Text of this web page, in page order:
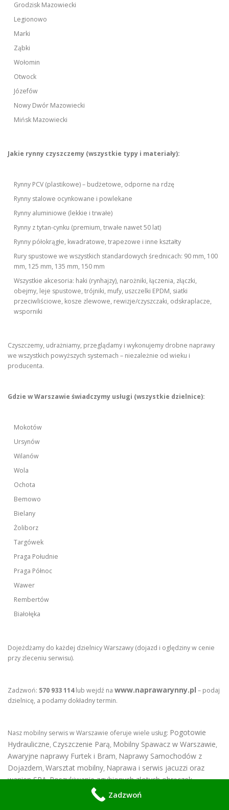
Grodzisk Mazowiecki
Legionowo
Marki
Ząbki
Wołomin
Otwock
Józefów
Nowy Dwór Mazowiecki
Mińsk Mazowiecki
Jakie rynny czyszczemy (wszystkie typy i materiały):
Rynny PCV (plastikowe) – budżetowe, odporne na rdzę
Rynny stalowe ocynkowane i powlekane
Rynny aluminiowe (lekkie i trwałe)
Rynny z tytan-cynku (premium, trwałe nawet 50 lat)
Rynny półokrągłe, kwadratowe, trapezowe i inne kształty
Rury spustowe we wszystkich standardowych średnicach: 90 mm, 100
mm, 125 mm, 135 mm, 150 mm
Wszystkie akcesoria: haki (rynhajzy), narożniki, łączenia, złączki,
obejmy, leje spustowe, trójniki, mufy, uszczelki EPDM, siatki
przeciwliściowe, kosze zlewowe, rewizje/czyszczaki, odskraplacze,
wsporniki
Czyszczemy, udrażniamy, przeglądamy i wykonujemy drobne naprawy
we wszystkich powyższych systemach – niezależnie od wieku i
producenta.
Gdzie w Warszawie świadczymy usługi (wszystkie dzielnice):
Mokotów
Ursynów
Wilanów
Wola
Ochota
Bemowo
Bielany
Żoliborz
Targówek
Praga Południe
Praga Północ
Wawer
Rembertów
Białołęka
Dojeżdżamy do każdej dzielnicy Warszawy (dojazd i oględziny w cenie
przy zleceniu serwisu).
Zadzwoń: 570 933 114lub wejdź na www.naprawarynny.pl – podaj
dzielnicę, a podamy dokładny termin.
Nasz mobilny serwis w Warszawie oferuje wiele usług: Pogotowie
Hydrauliczne, Czyszczenie Parą, Mobilny Spawacz w Warszawie,
Awaryjne naprawy Furtek i Bram, Naprawy Samochodów z
Dojazdem, Warsztat mobilny, Naprawa i serwis jacuzzi oraz
wanien SPA,Poszukiwanie zgubionych złotych obrączek,
Serwisujemy Maszyny Fitness w Warszawie
Usługi elektryka samochodowego z dojazdem
Zadzwoń